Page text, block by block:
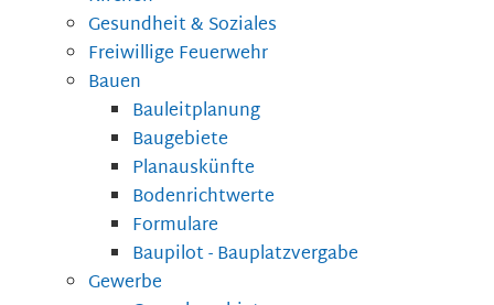
Gesundheit & Soziales
Freiwillige Feuerwehr
Bauen
Bauleitplanung
Baugebiete
Planauskünfte
Bodenrichtwerte
Formulare
Baupilot - Bauplatzvergabe
Gewerbe